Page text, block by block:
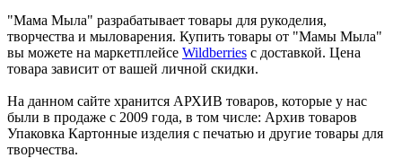
"Мама Мыла" разрабатывает товары для рукоделия,
творчества и мыловарения. Купить товары от "Мамы Мыла"
вы можете на маркетплейсе Wildberries с доставкой. Цена
товара зависит от вашей личной скидки.
На данном сайте хранится АРХИВ товаров, которые у нас
были в продаже с 2009 года, в том числе: Архив товаров
Упаковка Картонные изделия с печатью и другие товары для
творчества.